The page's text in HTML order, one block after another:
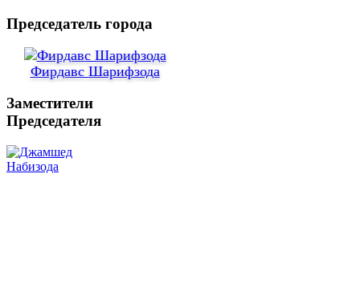
Председатель города
Фирдавс Шарифзода
Заместители
Председателя